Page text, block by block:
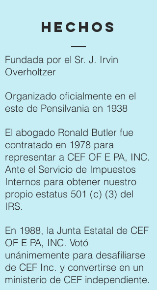
Hechos
Fundada por el Sr. J. Irvin
Overholtzer
Organizado oficialmente en el
este de Pensilvania en 1938
El abogado Ronald Butler fue
contratado en 1978 para
representar a CEF OF E PA, INC.
Ante el Servicio de Impuestos
Internos para obtener nuestro
propio estatus 501 (c) (3) del
IRS.
En 1988, la Junta Estatal de CEF
OF E PA, INC. Votó
unánimemente para desafiliarse
de CEF Inc. y convertirse en un
ministerio de CEF independiente.